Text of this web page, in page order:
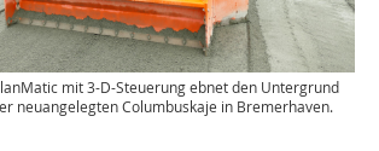
mit 3-D-Steuerung ebnet den Untergrund
neuangelegten Columbuskaje in Bremerhaven.